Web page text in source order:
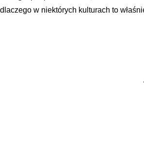
dlaczego w niektórych kulturach to